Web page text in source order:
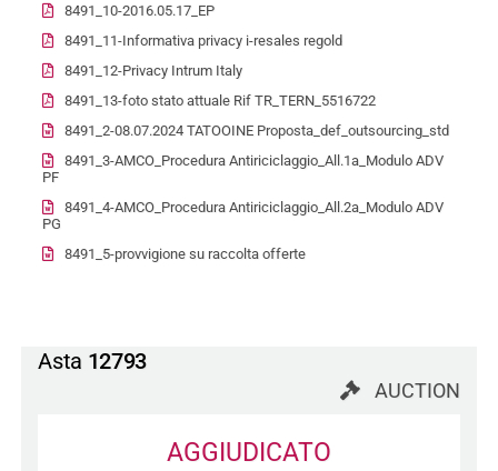
8491_10-2016.05.17_EP
8491_11-Informativa privacy i-resales regold
8491_12-Privacy Intrum Italy
8491_13-foto stato attuale Rif TR_TERN_5516722
8491_2-08.07.2024 TATOOINE Proposta_def_outsourcing_std
8491_3-AMCO_Procedura Antiriciclaggio_All.1a_Modulo ADV
PF
8491_4-AMCO_Procedura Antiriciclaggio_All.2a_Modulo ADV
PG
8491_5-provvigione su raccolta offerte
Asta 12793
AUCTION
AGGIUDICATO